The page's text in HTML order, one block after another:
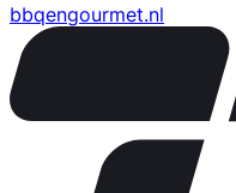
bbqengourmet.nl